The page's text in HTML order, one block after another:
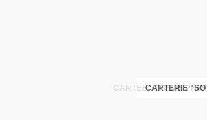
CARTERIE
CARTES : THÈME